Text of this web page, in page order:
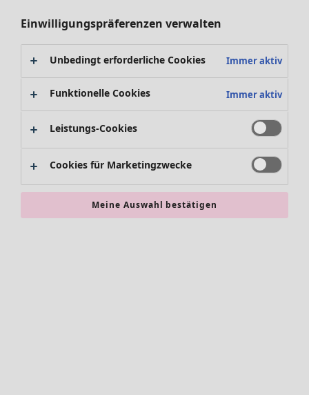
Sale-Neuheiten
Sale-Schnäppchen
Einwilligungspräferenzen verwalten
Unbedingt erforderliche Cookies Immer aktiv
Funktionelle Cookies Immer aktiv
Leistungs-Cookies
Cookies für Marketingzwecke
Meine Auswahl bestätigen